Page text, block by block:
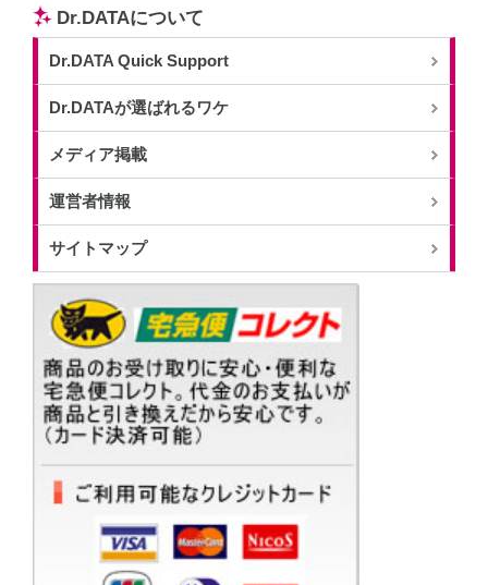
Dr.DATAについて
Dr.DATA Quick Support
Dr.DATAが選ばれるワケ
メディア掲載
運営者情報
サイトマップ